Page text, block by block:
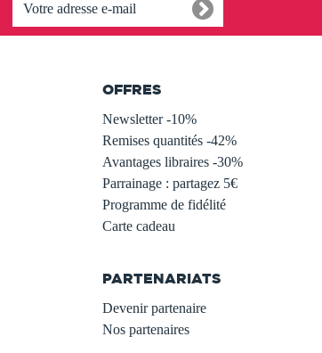
OFFRES
Newsletter -10%
Remises quantités -42%
Avantages libraires -30%
Parrainage : partagez 5€
Programme de fidélité
Carte cadeau
PARTENARIATS
Devenir partenaire
Nos partenaires